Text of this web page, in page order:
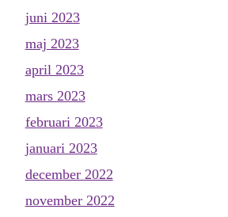
juni 2023
maj 2023
april 2023
mars 2023
februari 2023
januari 2023
december 2022
november 2022